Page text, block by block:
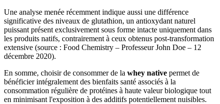
Une analyse menée récemment indique aussi une différence
significative des niveaux de glutathion, un antioxydant naturel
puissant présent exclusivement sous forme intacte uniquement dans
les produits natifs, contrairement à ceux obtenus post-transformation
extensive (source : Food Chemistry – Professeur John Doe – 12
décembre 2020).
En somme, choisir de consommer de la whey native permet de
bénéficier intégralement des bienfaits santé associés à la
consommation régulière de protéines à haute valeur biologique tout
en minimisant l'exposition à des additifs potentiellement nuisibles.